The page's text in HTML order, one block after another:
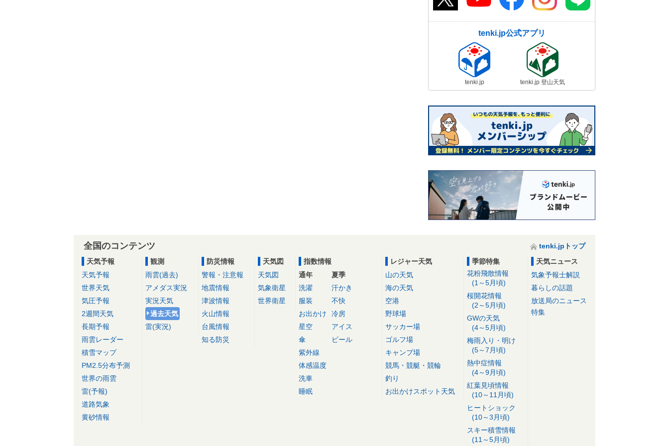
tenki.jp公式アプリ
tenki.jp tenki.jp 登山天気
全国のコンテンツ
tenki.jpトップ
天気予報
天気予報
世界天気
気圧予報
2週間天気
長期予報
雨雲レーダー
積雪マップ
PM2.5分布予測
世界の雨雲
雷(予報)
道路気象
黄砂情報
観測
雨雲(過去)
アメダス実況
実況天気
過去天気
雷(実況)
防災情報
警報・注意報
地震情報
津波情報
火山情報
台風情報
知る防災
天気図
天気図
気象衛星
世界衛星
指数情報
通年
洗濯
服装
お出かけ
星空
傘
紫外線
体感温度
洗車
睡眠
夏季
汗かき
不快
冷房
アイス
ビール
レジャー天気
山の天気
海の天気
空港
野球場
サッカー場
ゴルフ場
キャンプ場
競馬・競艇・競輪
釣り
お出かけスポット天気
季節特集
花粉飛散情報
(1～5月頃)
桜開花情報
(2～5月頃)
GWの天気
(4～5月頃)
梅雨入り・明け
(5～7月頃)
熱中症情報
(4～9月頃)
紅葉見頃情報
(10～11月頃)
ヒートショック
(10～3月頃)
スキー積雪情報
(11～5月頃)
天気ニュース
気象予報士解説
暮らしの話題
放送局のニュース
特集